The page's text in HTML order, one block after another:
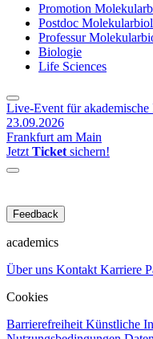
Promotion
Postdoc
Professur
Biologie
Life Sciences
Live-Event für
23.09.2026
Frankfurt am Main
Jetzt Ticket sichern!
Feedback
academics
Über uns Kontakt Karriere
Cookies
Barrierefreiheit Künstliche